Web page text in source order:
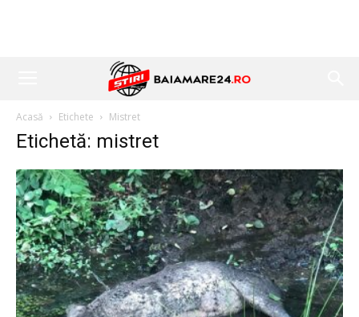
Acasă Etichete Mistret
Etichetă: mistret